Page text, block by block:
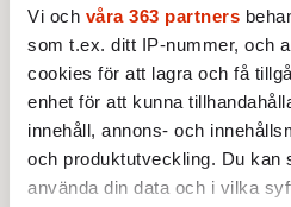
Vi och våra 363 partners
som t.ex. ditt IP-nummer, och
cookies för att lagra och få
enhet för att kunna
innehåll, annons- och
och produktutveckling. Du kan
använda din data och i vilka
Intervju
INTERVJU
ett